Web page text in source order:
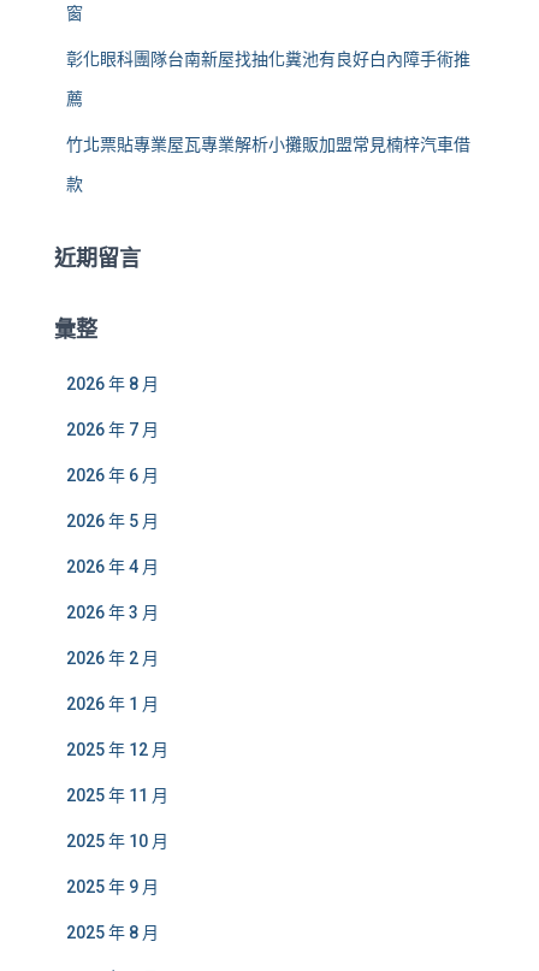
窗
彰化眼科團隊台南新屋找抽化糞池有良好白內障手術推
薦
竹北票貼專業屋瓦專業解析小攤販加盟常見楠梓汽車借
款
近期留言
彙整
2026 年 8 月
2026 年 7 月
2026 年 6 月
2026 年 5 月
2026 年 4 月
2026 年 3 月
2026 年 2 月
2026 年 1 月
2025 年 12 月
2025 年 11 月
2025 年 10 月
2025 年 9 月
2025 年 8 月